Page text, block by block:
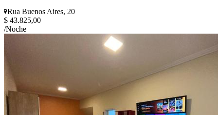
Rua Buenos Aires, 20
$ 43.825,00
/Noche